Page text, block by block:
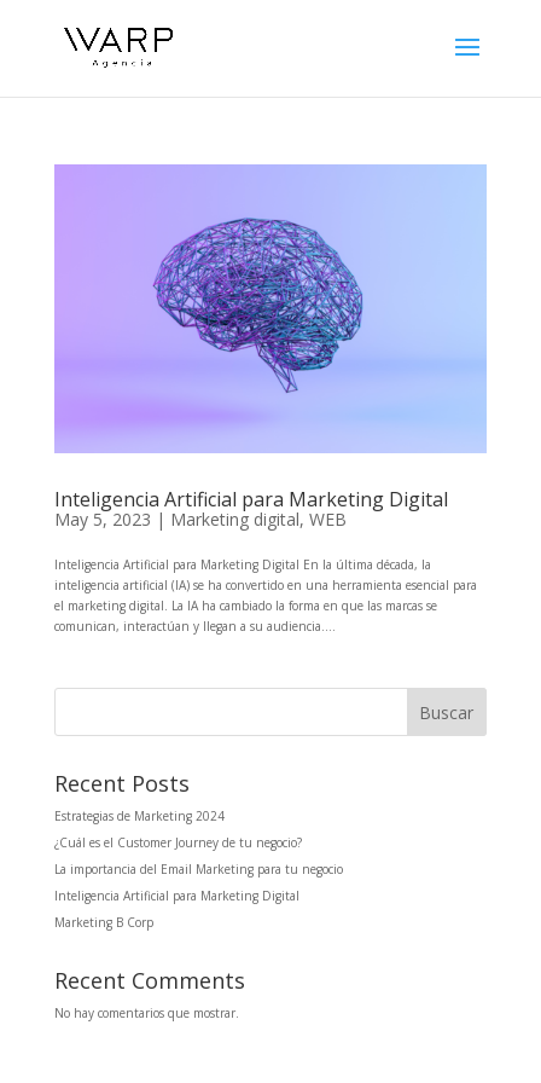
Inteligencia Artificial para Marketing Digital
May 5, 2023 | Marketing digital, WEB
Inteligencia Artificial para Marketing Digital En la última década, la
inteligencia artificial (IA) se ha convertido en una herramienta esencial para
el marketing digital. La IA ha cambiado la forma en que las marcas se
comunican, interactúan y llegan a su audiencia....
Buscar
Recent Posts
Estrategias de Marketing 2024
¿Cuál es el Customer Journey de tu negocio?
La importancia del Email Marketing para tu negocio
Inteligencia Artificial para Marketing Digital
Marketing B Corp
Recent Comments
No hay comentarios que mostrar.